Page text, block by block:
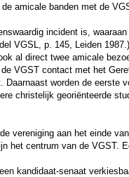
amicale banden met de
incident is,
VGSL, p. 145, Leiden 1987.)
al direct twee amicale
VGST contact met het
Daarnaast worden de eerste
christelijk georiënteerde
vereniging aan het einde
het centrum van de VGST.
kandidaat-senaat